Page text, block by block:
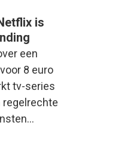
is
een
8 euro
tv-series
regelrechte